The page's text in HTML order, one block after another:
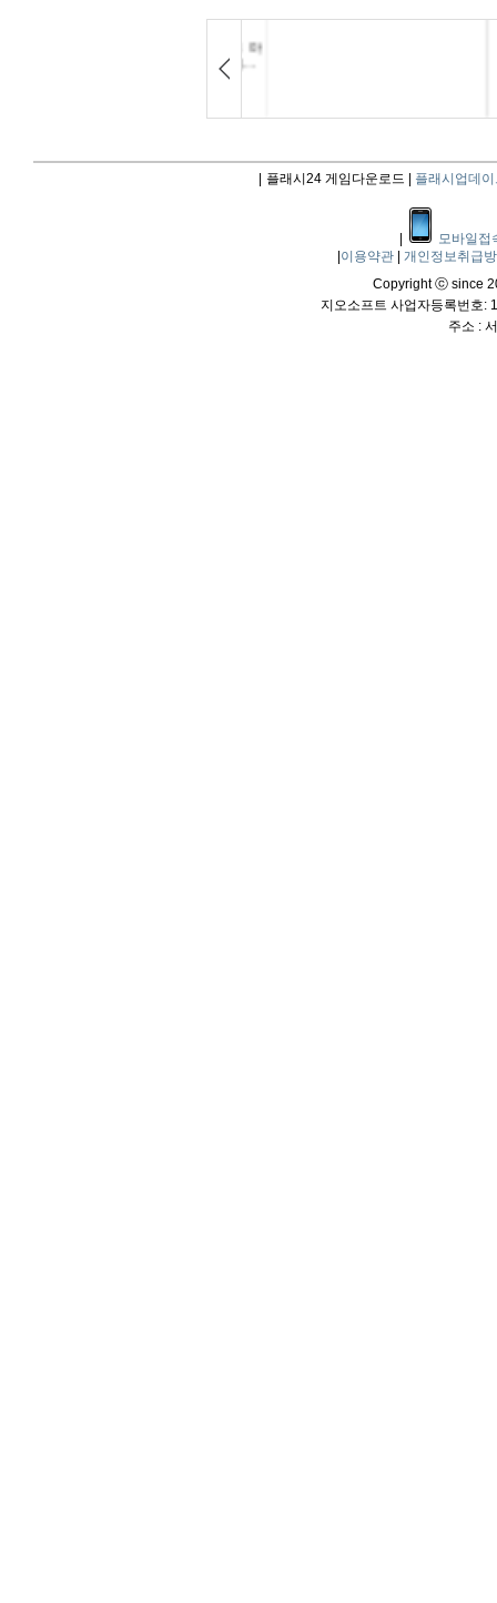
플래시24 게임다운로드 | 플래시업데이
모바일접
이용약관
개인정보취급
Copyright ⓒ since
지오소프트 사업자등록번호:
주소 :